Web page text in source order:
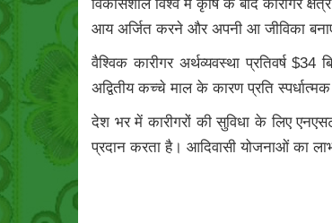
विकासशील विश्व में कृषि के बाद कारीगर
आय अर्जित करने और अपनी आ जीविका
वैश्विक कारीगर अर्थव्यवस्था प्रतिवर्ष
अद्वितीय कच्चे माल के कारण प्रति
देश भर में कारीगरों की सुविधा के लिए
प्रदान करता है। आदिवासी योजनाओं का